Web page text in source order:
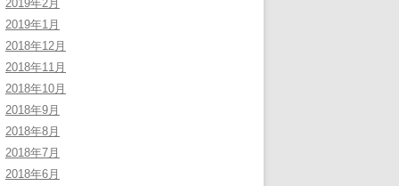
2019年2月
2019年1月
2018年12月
2018年11月
2018年10月
2018年9月
2018年8月
2018年7月
2018年6月